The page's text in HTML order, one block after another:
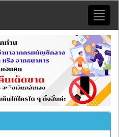
Next